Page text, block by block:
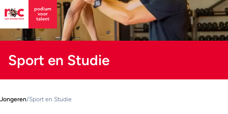
Sport en Studie
Jongeren/Sport en Studie